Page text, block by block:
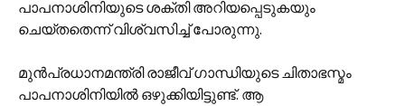
പാപനാശിനിയുടെ ശക്തി അറിയപ്പെടുകയും
ചെയ്തതെന്ന് വിശ്വസിച്ച് പോരുന്നു.
മുന്‍പ്രധാനമന്ത്രി രാജീവ് ഗാന്ധിയുടെ ചിതാഭസ്മം
പാപനാശിനിയില്‍ ഒഴുക്കിയിട്ടുണ്ട്. ആ